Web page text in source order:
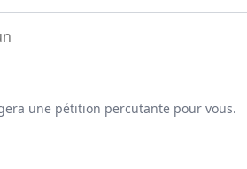
une pétition percutante pour vous.